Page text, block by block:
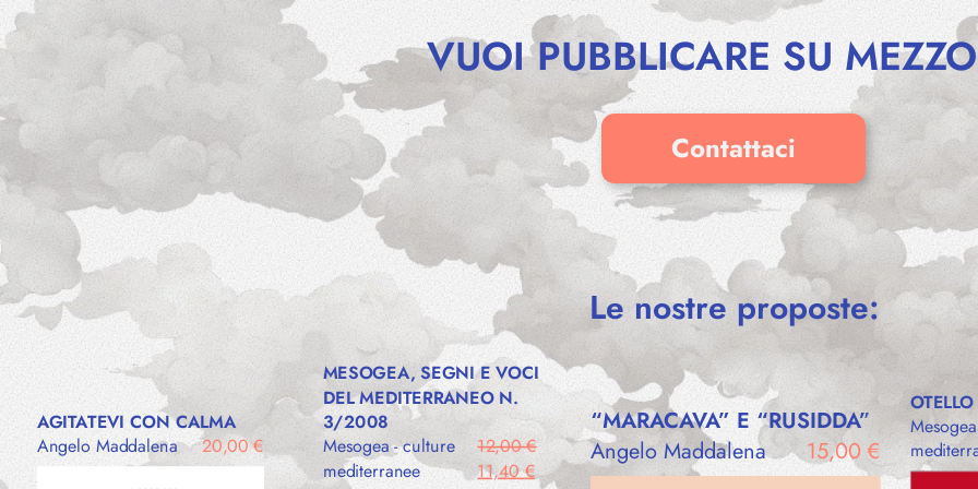
VUOI PUBBLICARE SU
Contattaci
Le nostre proposte:
“MARACAVA” E “RUSIDDA”
Angelo Maddalena
15,00€
OTELLO
AGITATEVI CON CALMA
Angelo Maddalena
20,00€
MESOGEA, SEGNI E VOCI
DEL MEDITERRANEO N.
3/2008
Mesogea - culture
mediterranee
12,00€
Il
11,40€Il